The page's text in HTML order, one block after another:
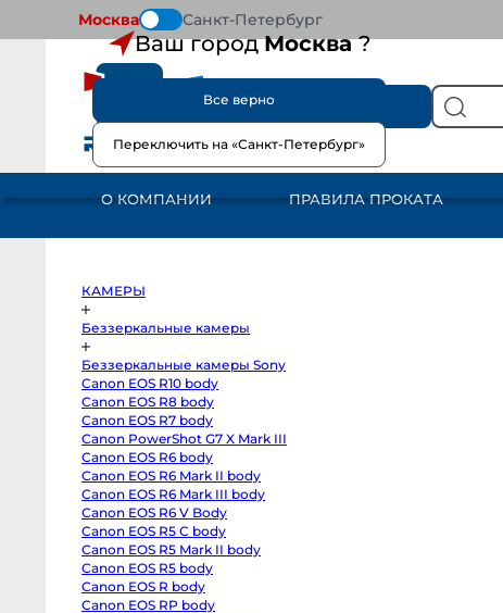
Москва Санкт-Петербург
Ваш городМосква?
Все верно
Переключить на «Санкт-Петербург»
КАМЕРЫ
Беззеркальные
Беззеркальные
Sony
R8
body
EOS
G7
X
III
Canon
EOS
EOS
R6
О КОМПАНИИ ПРАВИЛА ПРОКАТА
КАМЕРЫ
Беззеркальные камеры
Беззеркальные камеры Sony
Canon EOS R10 body
Canon EOS R8 body
Canon EOS R7 body
Canon PowerShot G7 X Mark III
Canon EOS R6 body
Canon EOS R6 Mark II body
Canon EOS R6 Mark III body
Canon EOS R6 V Body
Canon EOS R5 C body
Canon EOS R5 Mark II body
Canon EOS R5 body
Canon EOS R body
Canon EOS RP body